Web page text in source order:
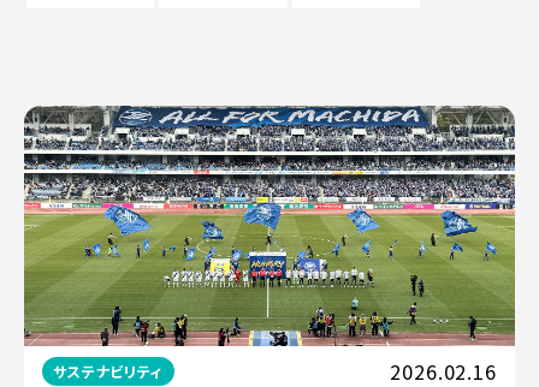
サステナビリティ 2026.02.16